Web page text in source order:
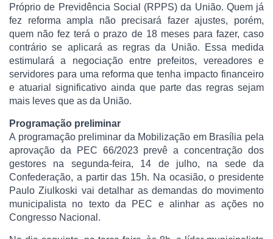
Próprio de Previdência Social (RPPS) da União. Quem já
fez reforma ampla não precisará fazer ajustes, porém,
quem não fez terá o prazo de 18 meses para fazer, caso
contrário se aplicará as regras da União. Essa medida
estimulará a negociação entre prefeitos, vereadores e
servidores para uma reforma que tenha impacto financeiro
e atuarial significativo ainda que parte das regras sejam
mais leves que as da União.
Programação preliminar
A programação preliminar da Mobilização em Brasília pela
aprovação da PEC 66/2023 prevê a concentração dos
gestores na segunda-feira, 14 de julho, na sede da
Confederação, a partir das 15h. Na ocasião, o presidente
Paulo Ziulkoski vai detalhar as demandas do movimento
municipalista no texto da PEC e alinhar as ações no
Congresso Nacional.